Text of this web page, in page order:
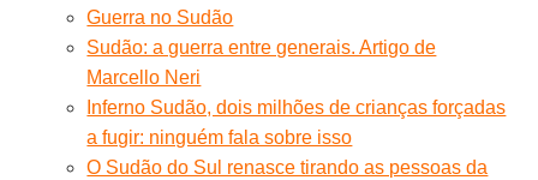
Guerra no Sudão
Sudão: a guerra entre generais. Artigo de
Marcello Neri
Inferno Sudão, dois milhões de crianças forçadas
a fugir: ninguém fala sobre isso
O Sudão do Sul renasce tirando as pessoas da